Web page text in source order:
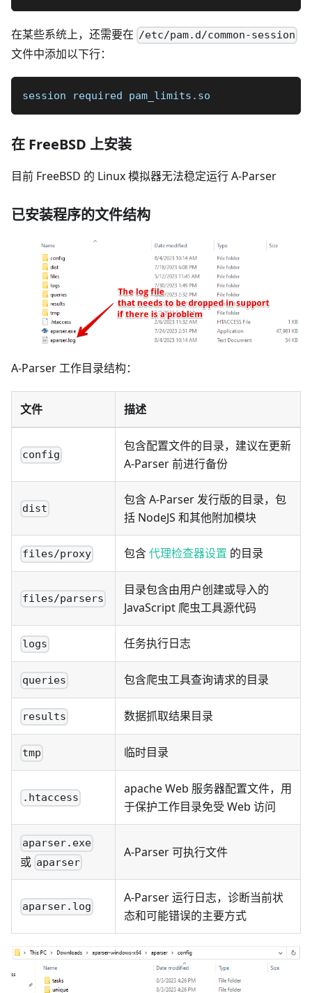
在某些系统上，还需要在 /etc/pam.d/common-session
文件中添加以下行：
session required pam_limits.so
在 FreeBSD 上安装
目前 FreeBSD 的 Linux 模拟器无法稳定运行 A-Parser
已安装程序的文件结构
A-Parser 工作目录结构：
文件 描述
config
包含配置文件的目录，建议在更新
A-Parser 前进行备份
dist
包含 A-Parser 发行版的目录，包
括 NodeJS 和其他附加模块
files/proxy 包含代理检查器设置 的目录
files/parsers
目录包含由用户创建或导入的
JavaScript 爬虫工具源代码
logs 任务执行日志
queries 包含爬虫工具查询请求的目录
results 数据抓取结果目录
tmp 临时目录
.htaccess
apache Web 服务器配置文件，用
于保护工作目录免受 Web 访问
aparser.exe
或 aparser
A-Parser 可执行文件
aparser.log
A-Parser 运行日志，诊断当前状
态和可能错误的主要方式